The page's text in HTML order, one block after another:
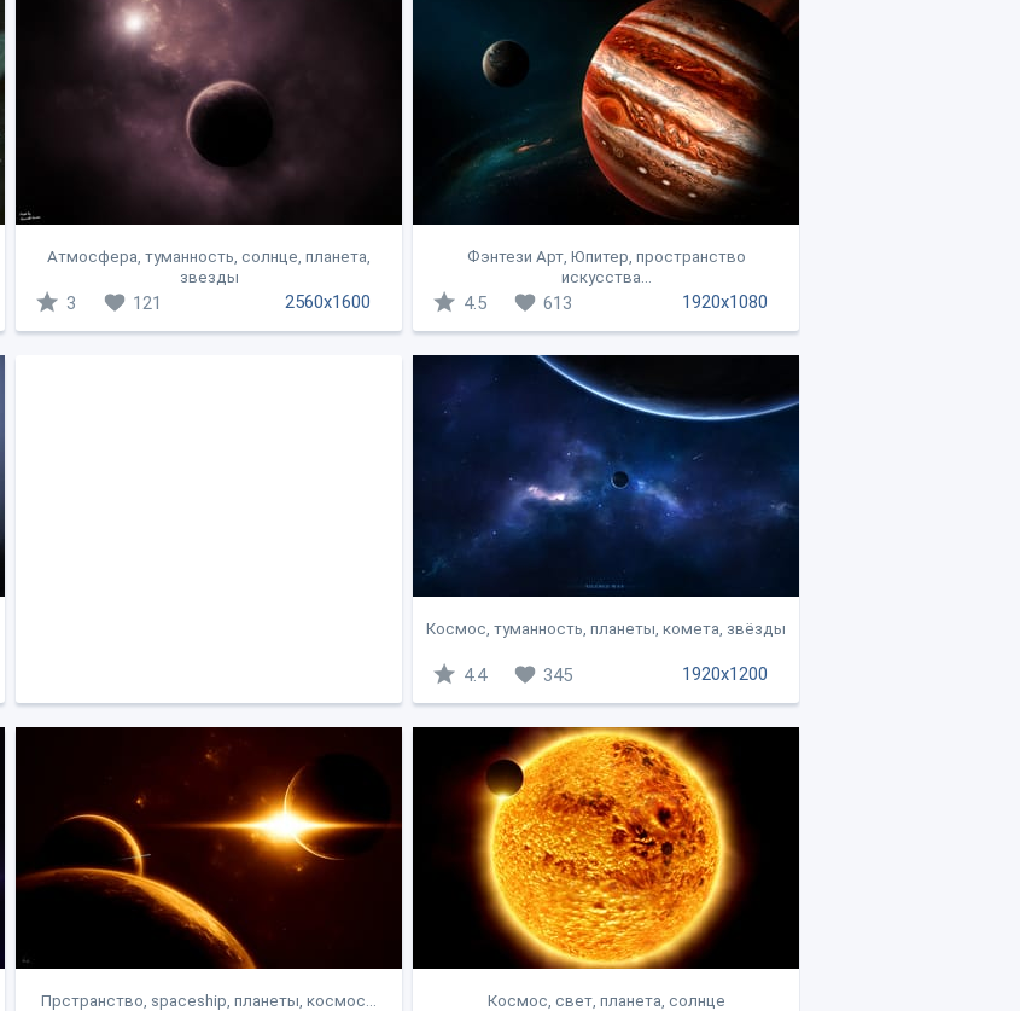
Атмосфера, туманность, солнце, планета,
звезды
2560x1600
3 121
Фэнтези Арт, Юпитер, пространство
искусства...
1920x1080
4.5 613
Космос, туманность, планеты, комета, звёзды
1920x1200
4.4 345
Прстранство, spaceship, планеты, космос... Космос, свет, планета, солнце